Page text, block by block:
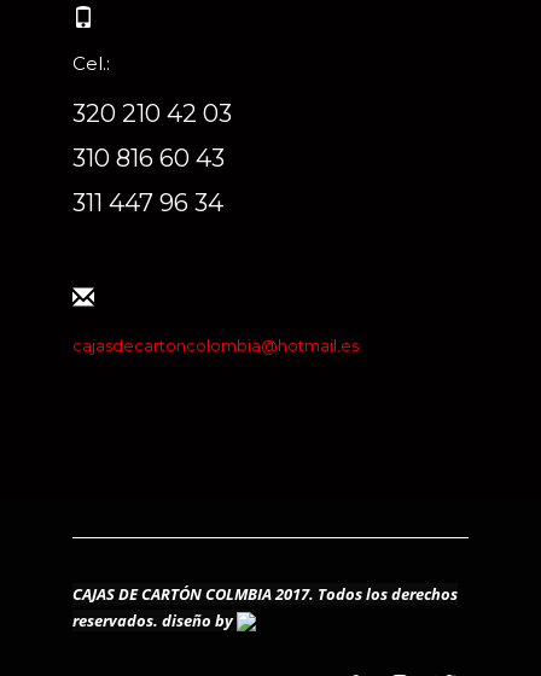
Cel.:
320 210 42 03
310 816 60 43
311 447 96 34
cajasdecartoncolombia@hotmail.es
CAJAS DE CARTÓN COLMBIA 2017. Todos los derechos
reservados. diseño by